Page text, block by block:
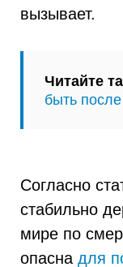
вызывает.
Читайте
быть
Согласно
стабильно
мире по
опасна для